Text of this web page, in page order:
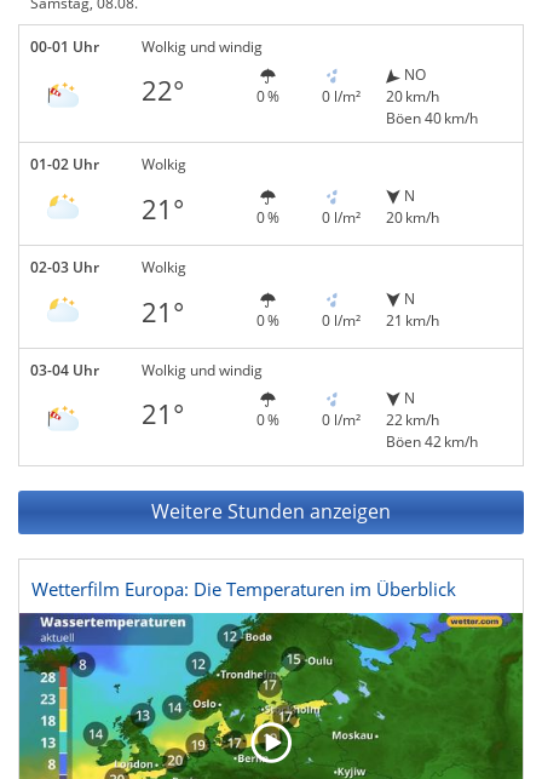
00-01 Uhr Wolkig und windig
22° 0 % 0 l/m²
NO
20 km/h
Böen 40 km/h
01-02 Uhr Wolkig
21° 0 % 0 l/m²
N
20 km/h
02-03 Uhr Wolkig
21° 0 % 0 l/m²
N
21 km/h
03-04 Uhr Wolkig und windig
21° 0 % 0 l/m²
N
22 km/h
Böen 42 km/h
Weitere Stunden anzeigen
Wetterfilm Europa: Die Temperaturen im Überblick